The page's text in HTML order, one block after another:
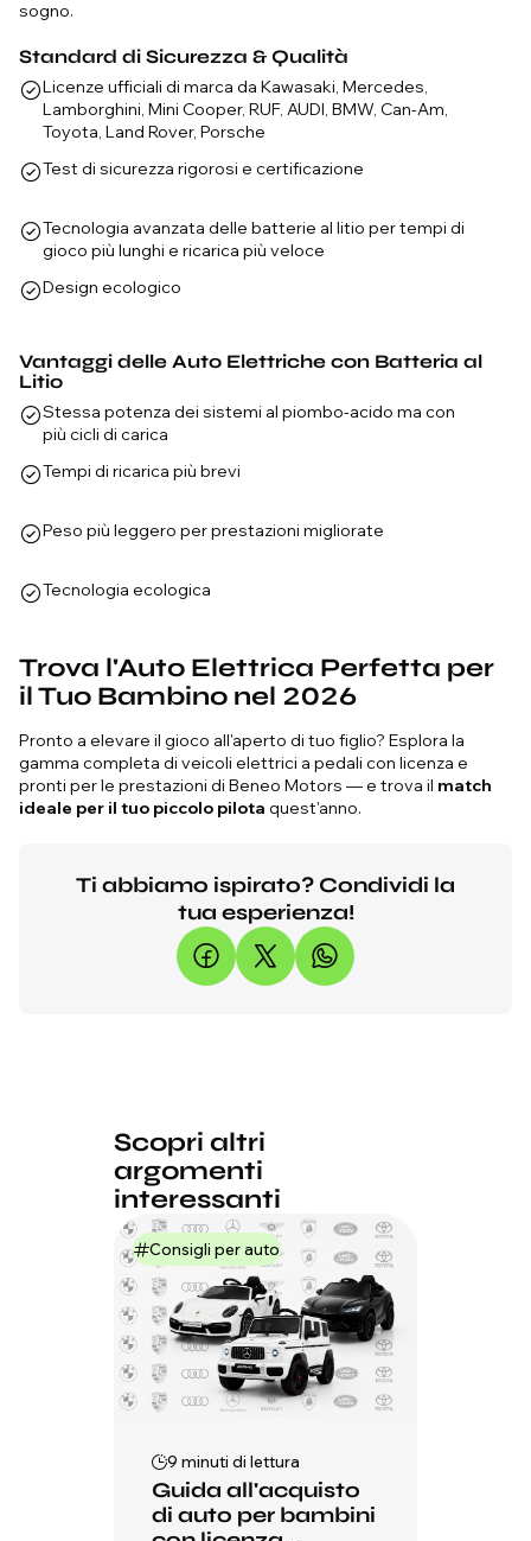
sogno.
Standard di Sicurezza & Qualità
Licenze ufficiali di marca da Kawasaki, Mercedes,
Lamborghini, Mini Cooper, RUF, AUDI, BMW, Can-Am,
Toyota, Land Rover, Porsche
Test di sicurezza rigorosi e certificazione
Tecnologia avanzata delle batterie al litio per tempi di
gioco più lunghi e ricarica più veloce
Design ecologico
Vantaggi delle Auto Elettriche con Batteria al
Litio
Stessa potenza dei sistemi al piombo-acido ma con
più cicli di carica
Tempi di ricarica più brevi
Peso più leggero per prestazioni migliorate
Tecnologia ecologica
Trova l'Auto Elettrica Perfetta per
il Tuo Bambino nel 2026
Pronto a elevare il gioco all'aperto di tuo figlio? Esplora la
gamma completa di veicoli elettrici a pedali con licenza e
pronti per le prestazioni di Beneo Motors — e trova il match
ideale per il tuo piccolo pilota quest'anno.
Ti abbiamo ispirato? Condividi la
tua esperienza!
Scopri altri
argomenti
interessanti
Consigli per auto
9 minuti di lettura
Guida all'acquisto
di auto per bambini